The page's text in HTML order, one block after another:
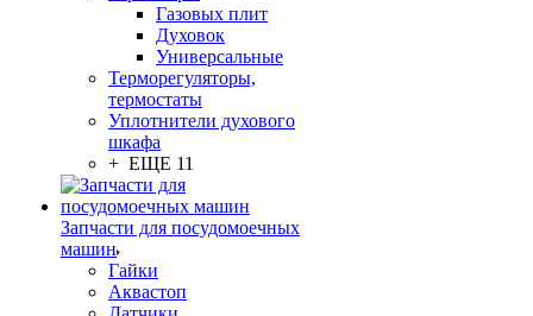
Газовых плит
Духовок
Универсальные
Терморегуляторы,
термостаты
Уплотнители духового
шкафа
+ ЕЩЕ 11
Запчасти для посудомоечных
машин
Гайки
Аквастоп